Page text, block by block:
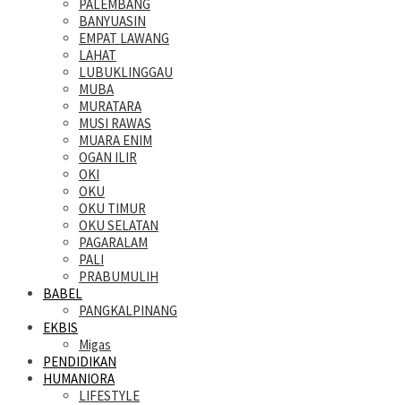
PALEMBANG
BANYUASIN
EMPAT LAWANG
LAHAT
LUBUKLINGGAU
MUBA
MURATARA
MUSI RAWAS
MUARA ENIM
OGAN ILIR
OKI
OKU
OKU TIMUR
OKU SELATAN
PAGARALAM
PALI
PRABUMULIH
BABEL
PANGKALPINANG
EKBIS
Migas
PENDIDIKAN
HUMANIORA
LIFESTYLE